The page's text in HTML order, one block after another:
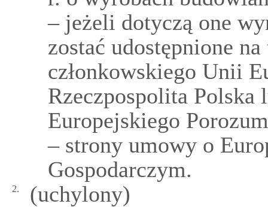
– jeżeli dotyczą one
zostać udostępnione
członkowskiego Unii
Rzeczpospolita Polska
Europejskiego
– strony umowy o
Gospodarczym.
2. (uchylony)